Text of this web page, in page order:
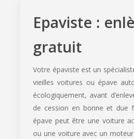
Epaviste :
gratuit
Votre épaviste est un
vieilles voitures ou épave
écologiquement, avant
de cession en bonne et due
épave peut être une voiture
ou une voiture avec un